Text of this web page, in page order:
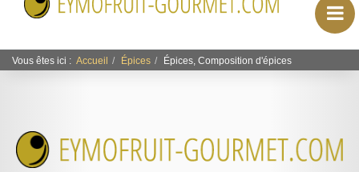
Vous êtes ici : Accueil Épices Épices, Composition d'épices